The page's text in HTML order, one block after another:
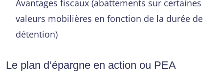
Avantages fiscaux (abattements sur certaines
valeurs mobilières en fonction de la durée de
détention)
Le plan d’épargne en action ou PEA